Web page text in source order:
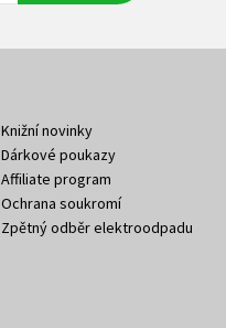
Knižní novinky
Dárkové poukazy
Affiliate program
Ochrana soukromí
Zpětný odběr elektroodpadu